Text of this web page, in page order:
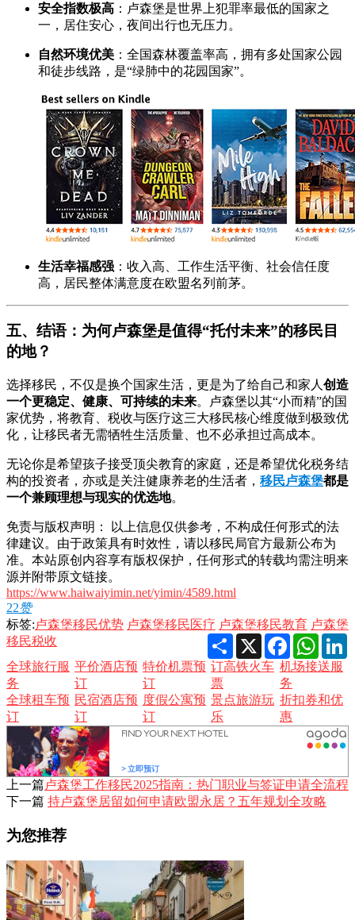
安全指数极高 ：卢森堡是世界上犯罪率最低的国家之
一，居住安心，夜间出行也无压力。
自然环境优美 ：全国森林覆盖率高，拥有多处国家公园
和徒步线路，是“绿肺中的花园国家”。
生活幸福感强 ：收入高、工作生活平衡、社会信任度
高，居民整体满意度在欧盟名列前茅。
五、结语：为何卢森堡是值得“托付未来”的移民目
的地？
选择移民，不仅是换个国家生活，更是为了给自己和家人 创造
一个更稳定、健康、可持续的未来。卢森堡以其“小而精”的国
家优势，将教育、税收与医疗这三大移民核心维度做到极致优
化，让移民者无需牺牲生活质量、也不必承担过高成本。
无论你是希望孩子接受顶尖教育的家庭，还是希望优化税务结
构的投资者，亦或是关注健康养老的生活者， 移民卢森堡都是
一个兼顾理想与现实的优选地。
免责与版权声明： 以上信息仅供参考，不构成任何形式的法
律建议。由于政策具有时效性，请以移民局官方最新公布为
准。本站原创内容享有版权保护，任何形式的转载均需注明来
源并附带原文链接。
https://www.haiwaiyimin.net/yimin/4589.html
22赞
标签:卢森堡移民优势 卢森堡移民医疗 卢森堡移民教育 卢森堡
移民税收
Share X Facebook
全球旅行服
务
平价酒店预
订
特价机票预
订
订高铁火车
票
机场接送服
务
全球租车预
订
民宿酒店预
订
度假公寓预
订
景点旅游玩
乐
折扣券和优
惠
上一篇卢森堡工作移民2025指南：热门职业与签证申请全流程
下一篇 持卢森堡居留如何申请欧盟永居？五年规划全攻略
为您推荐